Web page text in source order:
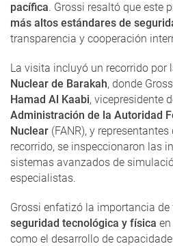
pacífica. Grossi resaltó que este
más altos estándares de
transparencia y cooperación
La visita incluyó un recorrido por
Nuclear de Barakah, donde
Hamad Al Kaabi, vicepresidente
Administración de la Autoridad
Nuclear (FANR), y
recorrido, se inspeccionaron las
sistemas avanzados de
especialistas.
Grossi enfatizó la importancia
seguridad tecnológica y física
como el desarrollo de